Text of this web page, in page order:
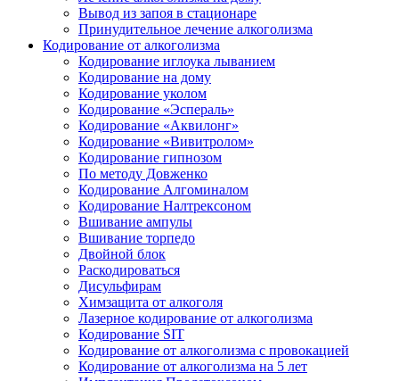
Вывод из запоя в стационаре
Принудительное лечение алкоголизма
Кодирование от алкоголизма
Кодирование иглоука лыванием
Кодирование на дому
Кодирование уколом
Кодирование «Эспераль»
Кодирование «Аквилонг»
Кодирование «Вивитролом»
Кодирование гипнозом
По методу Довженко
Кодирование Алгоминалом
Кодирование Налтрексоном
Вшивание ампулы
Вшивание торпедо
Двойной блок
Раскодироваться
Дисульфирам
Химзащита от алкоголя
Лазерное кодирование от алкоголизма
Кодирование SIT
Кодирование от алкоголизма с провокацией
Кодирование от алкоголизма на 5 лет